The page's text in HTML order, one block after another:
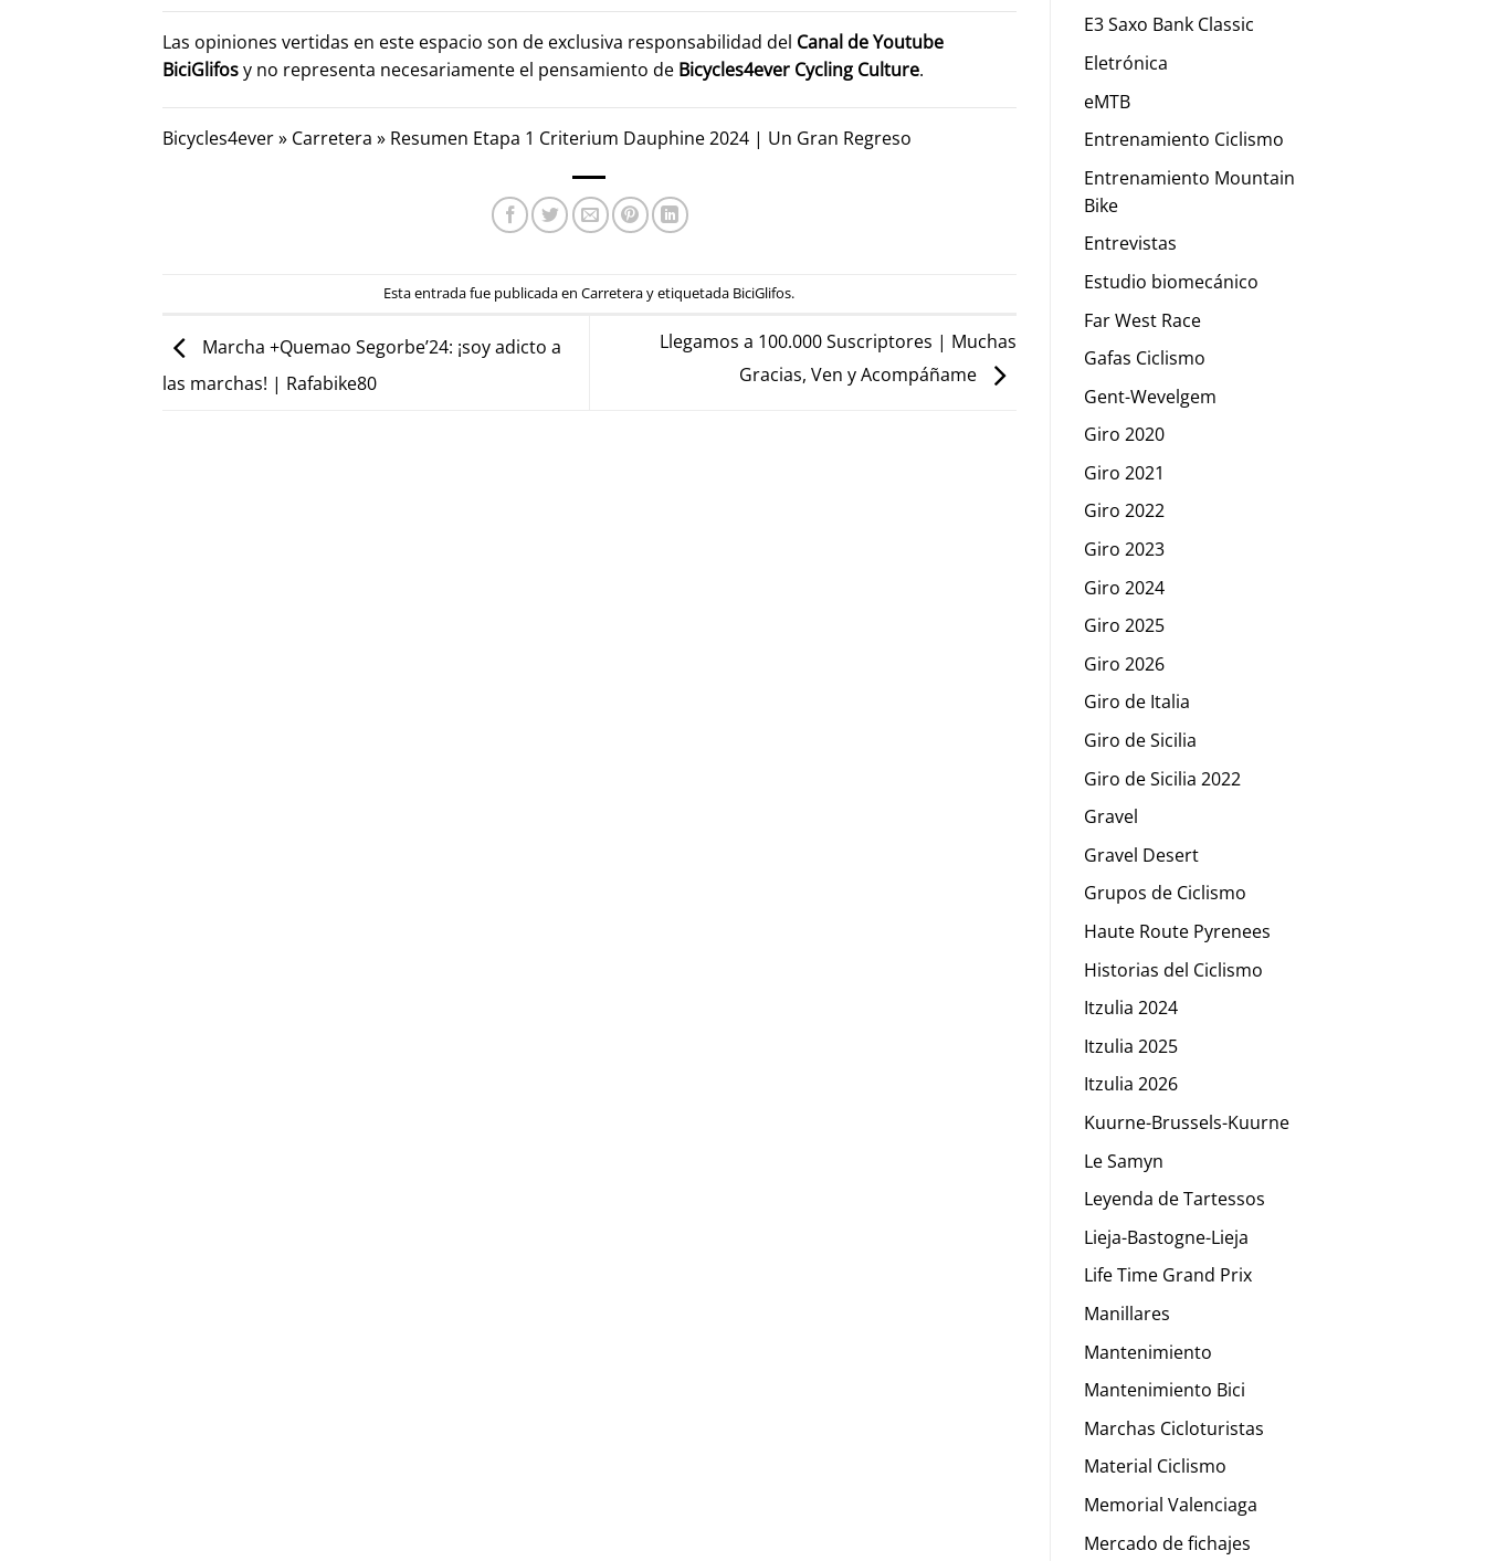
Las opiniones vertidas en este espacio son de exclusiva responsabilidad del Canal de Youtube
BiciGlifosy no representa necesariamente el pensamiento de Bicycles4ever Cycling Culture.
Bicycles4ever» Carretera » Resumen Etapa 1 Criterium Dauphine 2024 | Un Gran Regreso
Esta entrada fue publicada enCarreteray etiquetada BiciGlifos.
Marcha +Quemao Segorbe’24: ¡soy adicto a
las marchas! | Rafabike80
Llegamos a 100.000 Suscriptores | Muchas
Gracias, Ven y Acompáñame
E3 Saxo Bank Classic
Eletrónica
eMTB
Entrenamiento Ciclismo
Entrenamiento Mountain
Bike
Entrevistas
Estudio biomecánico
Far West Race
Gafas Ciclismo
Gent-Wevelgem
Giro 2020
Giro 2021
Giro 2022
Giro 2023
Giro 2024
Giro 2025
Giro 2026
Giro de Italia
Giro de Sicilia
Giro de Sicilia 2022
Gravel
Gravel Desert
Grupos de Ciclismo
Haute Route Pyrenees
Historias del Ciclismo
Itzulia 2024
Itzulia 2025
Itzulia 2026
Kuurne-Brussels-Kuurne
Le Samyn
Leyenda de Tartessos
Lieja-Bastogne-Lieja
Life Time Grand Prix
Manillares
Mantenimiento
Mantenimiento Bici
Marchas Cicloturistas
Material Ciclismo
Memorial Valenciaga
Mercado de fichajes